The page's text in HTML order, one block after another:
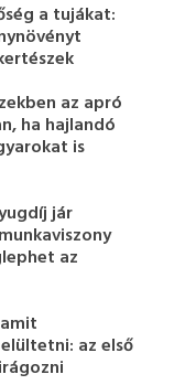
a tujákat:
az apró
ha hajlandó
is
jár
az
az első